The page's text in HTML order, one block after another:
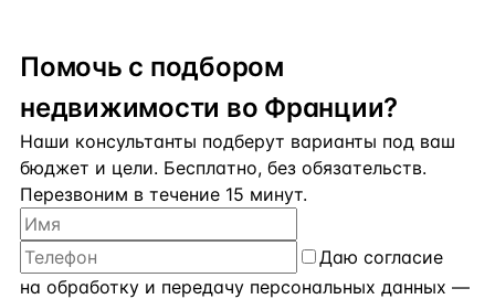
Помочь с подбором
недвижимости во Франции?
Наши консультанты подберут варианты под ваш
бюджет и цели. Бесплатно, без обязательств.
Перезвоним в течение 15 минут.
Даю согласие
на обработку и передачу персональных данных —